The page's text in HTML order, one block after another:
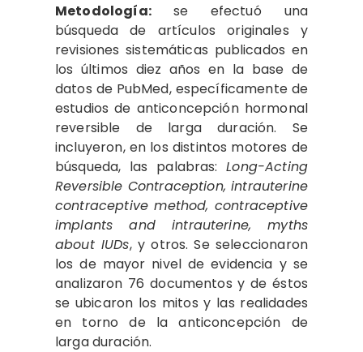
Metodología: se efectuó una
búsqueda de artículos originales y
revisiones sistemáticas publicados en
los últimos diez años en la base de
datos de PubMed, específicamente de
estudios de anticoncepción hormonal
reversible de larga duración. Se
incluyeron, en los distintos motores de
búsqueda, las palabras:Long-Acting
Reversible Contraception, intrauterine
contraceptive method, contraceptive
implants and intrauterine, myths
about IUDs, y otros. Se seleccionaron
los de mayor nivel de evidencia y se
analizaron 76 documentos y de éstos
se ubicaron los mitos y las realidades
en torno de la anticoncepción de
larga duración.